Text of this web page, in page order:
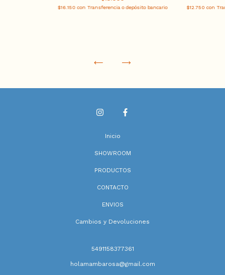
$16.150con Transferencia o depósito bancario $12.750con
Inicio
SHOWROOM
PRODUCTOS
CONTACTO
ENVIOS
Cambios y Devoluciones
5491158377361
holamambarosa@gmail.com